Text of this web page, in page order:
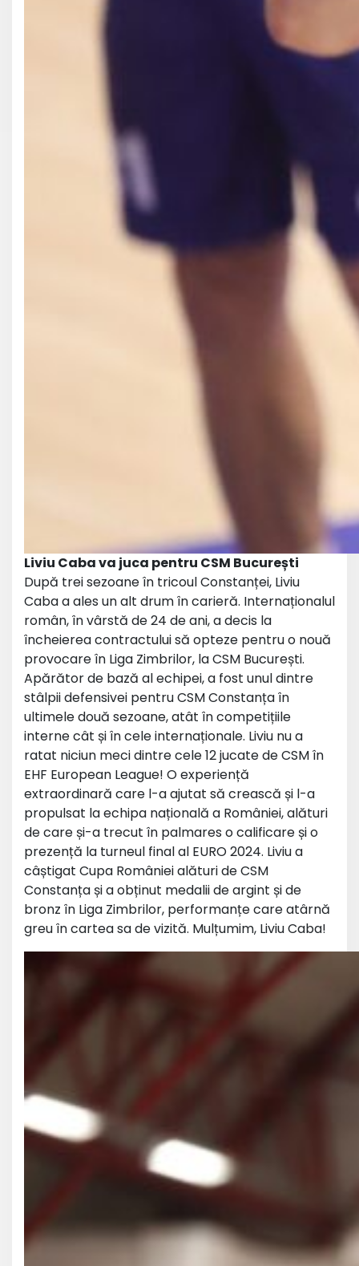
Liviu Caba va juca pentru CSM București
După trei sezoane în tricoul Constanței, Liviu
Caba a ales un alt drum în carieră. Internaționalul
român, în vârstă de 24 de ani, a decis la
încheierea contractului să opteze pentru o nouă
provocare în Liga Zimbrilor, la CSM București.
Apărător de bază al echipei, a fost unul dintre
stâlpii defensivei pentru CSM Constanța în
ultimele două sezoane, atât în competițiile
interne cât și în cele internaționale. Liviu nu a
ratat niciun meci dintre cele 12 jucate de CSM în
EHF European League! O experiență
extraordinară care l-a ajutat să crească și l-a
propulsat la echipa națională a României, alături
de care și-a trecut în palmares o calificare și o
prezență la turneul final al EURO 2024. Liviu a
câștigat Cupa României alături de CSM
Constanța și a obținut medalii de argint și de
bronz în Liga Zimbrilor, performanțe care atârnă
greu în cartea sa de vizită. Mulțumim, Liviu Caba!